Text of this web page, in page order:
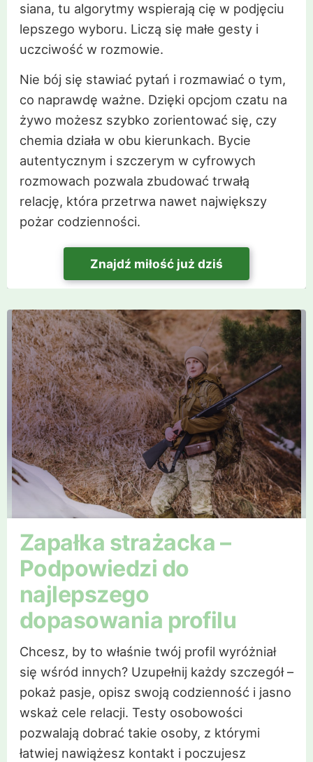
siana, tu algorytmy wspierają cię w podjęciu
lepszego wyboru. Liczą się małe gesty i
uczciwość w rozmowie.
Nie bój się stawiać pytań i rozmawiać o tym,
co naprawdę ważne. Dzięki opcjom czatu na
żywo możesz szybko zorientować się, czy
chemia działa w obu kierunkach. Bycie
autentycznym i szczerym w cyfrowych
rozmowach pozwala zbudować trwałą
relację, która przetrwa nawet największy
pożar codzienności.
Znajdź miłość już dziś
Zapałka strażacka –
Podpowiedzi do
najlepszego
dopasowania profilu
Chcesz, by to właśnie twój profil wyróżniał
się wśród innych? Uzupełnij każdy szczegół –
pokaż pasje, opisz swoją codzienność i jasno
wskaż cele relacji. Testy osobowości
pozwalają dobrać takie osoby, z którymi
łatwiej nawiążesz kontakt i poczujesz